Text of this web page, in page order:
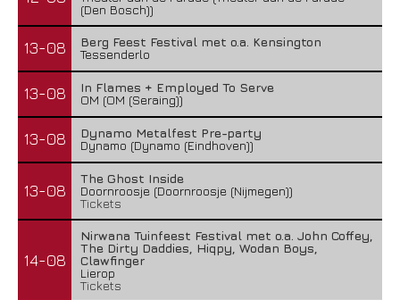
(Den Bosch))
13-08
Berg Feest Festival met o.a. Kensington
Tessenderlo
13-08
In Flames + Employed To Serve
OM (OM (Seraing))
13-08
Dynamo Metalfest Pre-party
Dynamo (Dynamo (Eindhoven))
13-08
The Ghost Inside
Doornroosje (Doornroosje (Nijmegen))
Tickets
14-08
Nirwana Tuinfeest Festival met o.a. John Coffey,
The Dirty Daddies, Hiqpy, Wodan Boys,
Clawfinger
Lierop
Tickets